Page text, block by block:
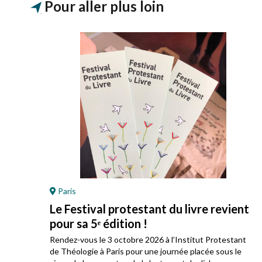
Pour aller plus loin
Paris
Le Festival protestant du livre revient
pour sa 5ᵉ édition !
Rendez-vous le 3 octobre 2026 à l’Institut Protestant
de Théologie à Paris pour une journée placée sous le